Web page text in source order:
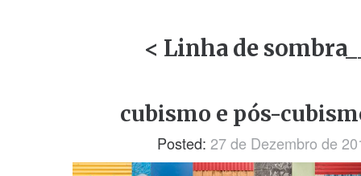
< Linha de
cubismo e pós-
Posted: 27 de Dezembro de